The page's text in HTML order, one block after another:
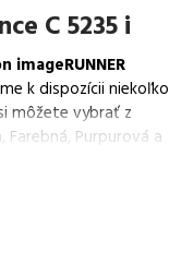
C 5235 i
imageRUNNER
k dispozícii niekoľko
môžete vybrať z
Purpurová a